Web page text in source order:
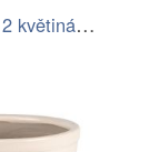
Mondex Sada 2 květináčů na stojanu SWEN…